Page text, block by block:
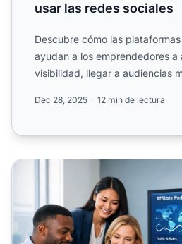
usar las redes sociales
Descubre cómo las
ayudan a los emprendedores a
visibilidad, llegar a audiencias
Dec 28, 2025 12 min de lectura
Las mejores plataformas para